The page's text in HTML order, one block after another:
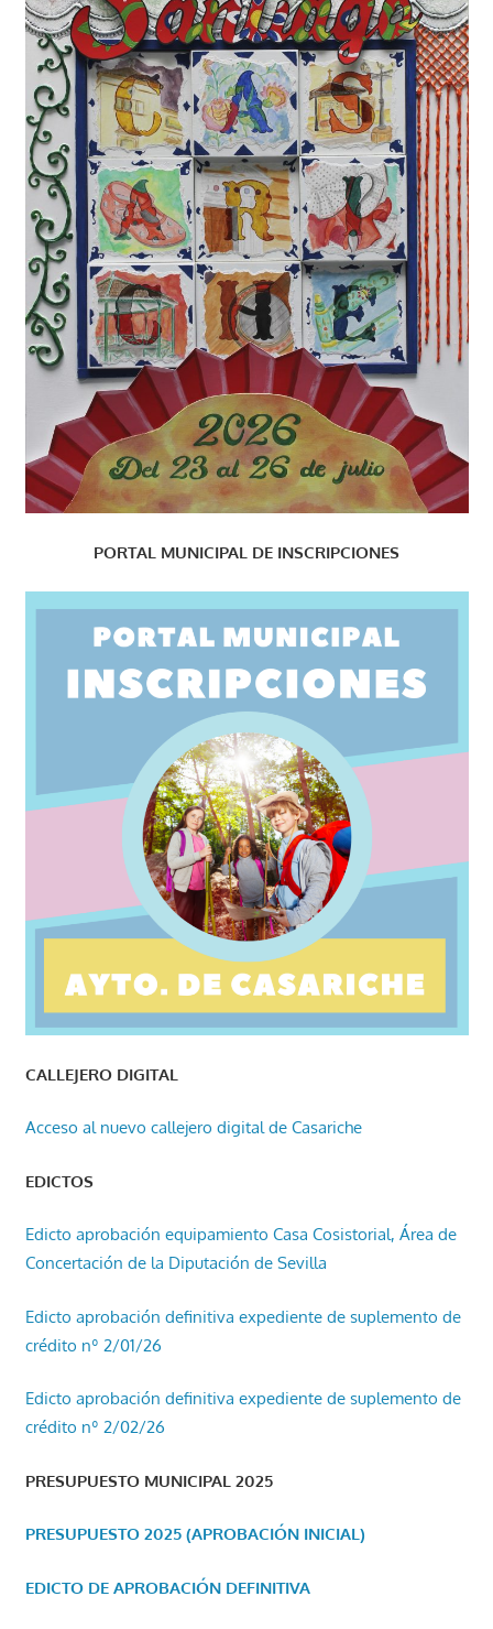
PORTAL MUNICIPAL DE INSCRIPCIONES
CALLEJERO DIGITAL
Acceso al nuevo callejero digital de Casariche
EDICTOS
Edicto aprobación equipamiento Casa Cosistorial, Área de
Concertación de la Diputación de Sevilla
Edicto aprobación definitiva expediente de suplemento de
crédito nº 2/01/26
Edicto aprobación definitiva expediente de suplemento de
crédito nº 2/02/26
PRESUPUESTO MUNICIPAL 2025
PRESUPUESTO 2025 (APROBACIÓN INICIAL)
EDICTO DE APROBACIÓN DEFINITIVA